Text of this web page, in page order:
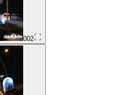
002